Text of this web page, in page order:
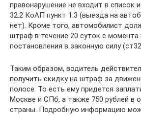
правонарушение не входит в список
32.2 КоАП пункт 1.3 (выезда на
нет). Кроме того, автомобилист
штраф в течение 20 суток с момента
постановления в законную силу
Таким образом, водитель
получить скидку на штраф за
полосе. То есть ему придется
Москве и СПб, а также 750 рублей в
страны. Подробную информацию